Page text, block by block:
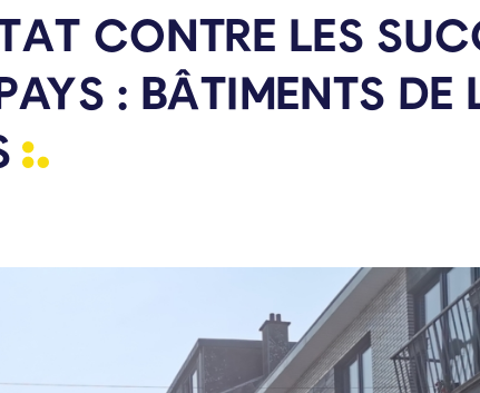
CONTRE LES
: BÂTIMENTS DE